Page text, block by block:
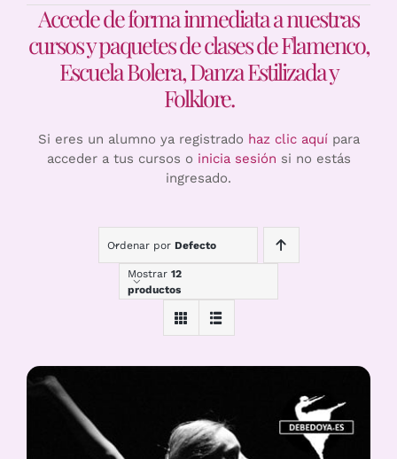
Accede de forma inmediata a nuestras
cursos y paquetes de clases de Flamenco,
Escuela Bolera, Danza Estilizada y
Folklore.
Si eres un alumno ya registrado haz clic aquípara
acceder a tus cursos o inicia sesión si no estás
ingresado.
Ordenar por Defecto
Mostrar 12
productos